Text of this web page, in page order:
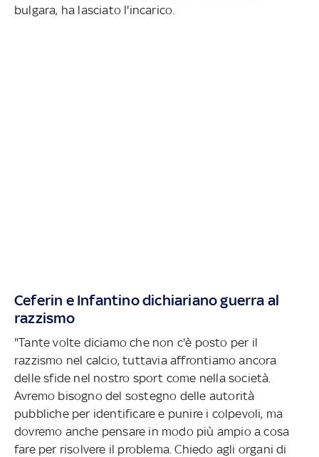
bulgara, ha lasciato l'incarico.
Ceferin e Infantino dichiariano guerra al
razzismo
"Tante volte diciamo che non c'è posto per il
razzismo nel calcio, tuttavia affrontiamo ancora
delle sfide nel nostro sport come nella società.
Avremo bisogno del sostegno delle autorità
pubbliche per identificare e punire i colpevoli, ma
dovremo anche pensare in modo più ampio a cosa
fare per risolvere il problema. Chiedo agli organi di